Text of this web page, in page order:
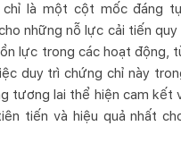
chỉ là một cột mốc đáng
những nỗ lực cải tiến
lực trong các hoạt động,
duy trì chứng chỉ này
tương lai thể hiện cam kết
tiến và hiệu quả nhất